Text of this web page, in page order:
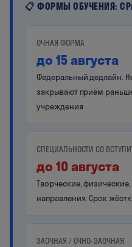
📋 ФОРМЫ ОБУЧЕНИЯ:
ОЧНАЯ ФОРМА
до 15 августа
Федеральный дедлайн.
закрывают приём
учреждения
СПЕЦИАЛЬНОСТИ СО
до 10 августа
Творческие,
направления. Срок
ЗАОЧНАЯ / ОЧНО-ЗАОЧНАЯ